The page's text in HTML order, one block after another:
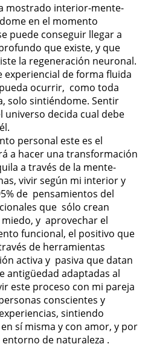
mostrado interior-mente-
en el momento
puede conseguir llegar a
que existe, y que
la regeneración neuronal.
experiencial de forma fluida
ocurrir, como toda
solo sintiéndome. Sentir
universo decida cual debe
personal este es el
a hacer una transformación
a través de la mente-
vivir según mi interior y
de pensamientos del
que sólo crean
y aprovechar el
funcional, el positivo que
de herramientas
activa y pasiva que datan
antigüedad adaptadas al
este proceso con mi pareja
conscientes y
sintiendo
sí misma y con amor, y por
de naturaleza .